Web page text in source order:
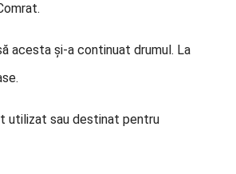
acesta și-a continuat drumul. La
utilizat sau destinat pentru